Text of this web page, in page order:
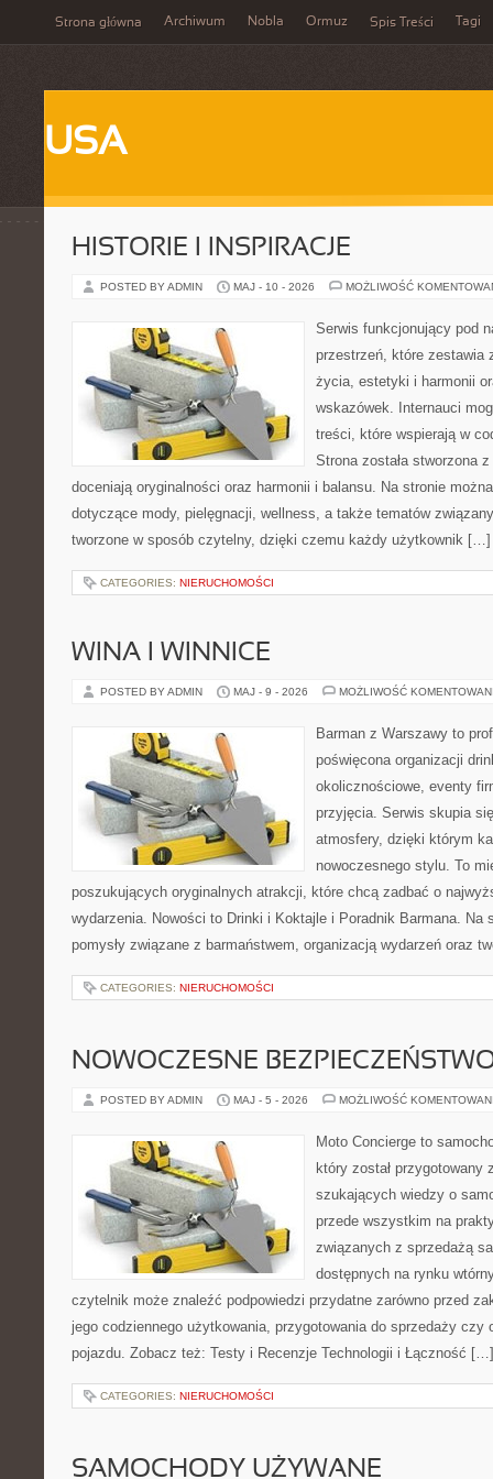
Strona główna Archiwum Nobla Ormuz Spis Treści Tagi
USA
HISTORIE I INSPIRACJE
POSTED BY ADMIN MAJ - 10 - 2026 MOŻLIWOŚĆ
Serwis funkcjonujący pod
przestrzeń, które zestawia
życia, estetyki i harmonii
wskazówek. Internauci
treści, które wspierają w
Strona została stworzona
doceniają oryginalności oraz harmonii i balansu. Na stronie
dotyczące mody, pielęgnacji, wellness, a także tematów
tworzone w sposób czytelny, dzięki czemu każdy użytkownik […]
CATEGORIES: NIERUCHOMOŚCI
WINA I WINNICE
POSTED BY ADMIN MAJ - 9 - 2026 MOŻLIWOŚĆ
Barman z Warszawy to
poświęcona organizacji
okolicznościowe, eventy
przyjęcia. Serwis skupia
atmosfery, dzięki którym
nowoczesnego stylu. To
poszukujących oryginalnych atrakcji, które chcą zadbać o
wydarzenia. Nowości to Drinki i Koktajle i Poradnik Barmana. Na
pomysły związane z barmaństwem, organizacją wydarzeń oraz
CATEGORIES: NIERUCHOMOŚCI
NOWOCZESNE
POSTED BY ADMIN MAJ - 5 - 2026 MOŻLIWOŚĆ
Moto Concierge to
który został przygotowany
szukających wiedzy o
przede wszystkim na
związanych z sprzedażą
dostępnych na rynku
czytelnik może znaleźć podpowiedzi przydatne zarówno przed
jego codziennego użytkowania, przygotowania do sprzedaży czy
pojazdu. Zobacz też: Testy i Recenzje Technologii i Łączność […]
CATEGORIES: NIERUCHOMOŚCI
SAMOCHODY UŻYWANE